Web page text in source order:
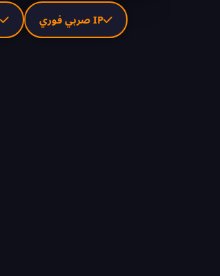
IP صربي فوري